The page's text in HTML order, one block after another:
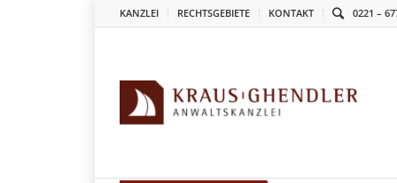
KANZLEI RECHTSGEBIETE KONTAKT 0221 –